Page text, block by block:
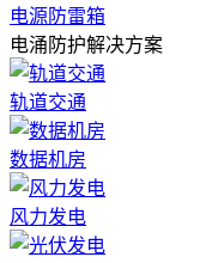
电源防雷箱
电涌防护解决方案
轨道交通
数据机房
风力发电